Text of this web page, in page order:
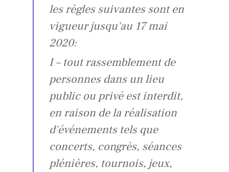
les règles suivantes sont en
vigueur jusqu'au 17 mai
2020:
I – tout rassemblement de
personnes dans un lieu
public ou privé est interdit,
en raison de la réalisation
d'événements tels que
concerts, congrès, séances
plénières, tournois, jeux,